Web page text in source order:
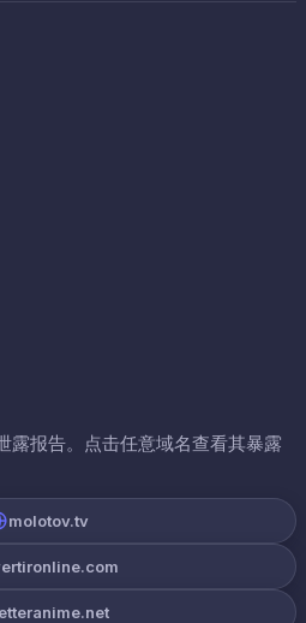
露报告。点击任意域名查看其暴露
molotov.tv